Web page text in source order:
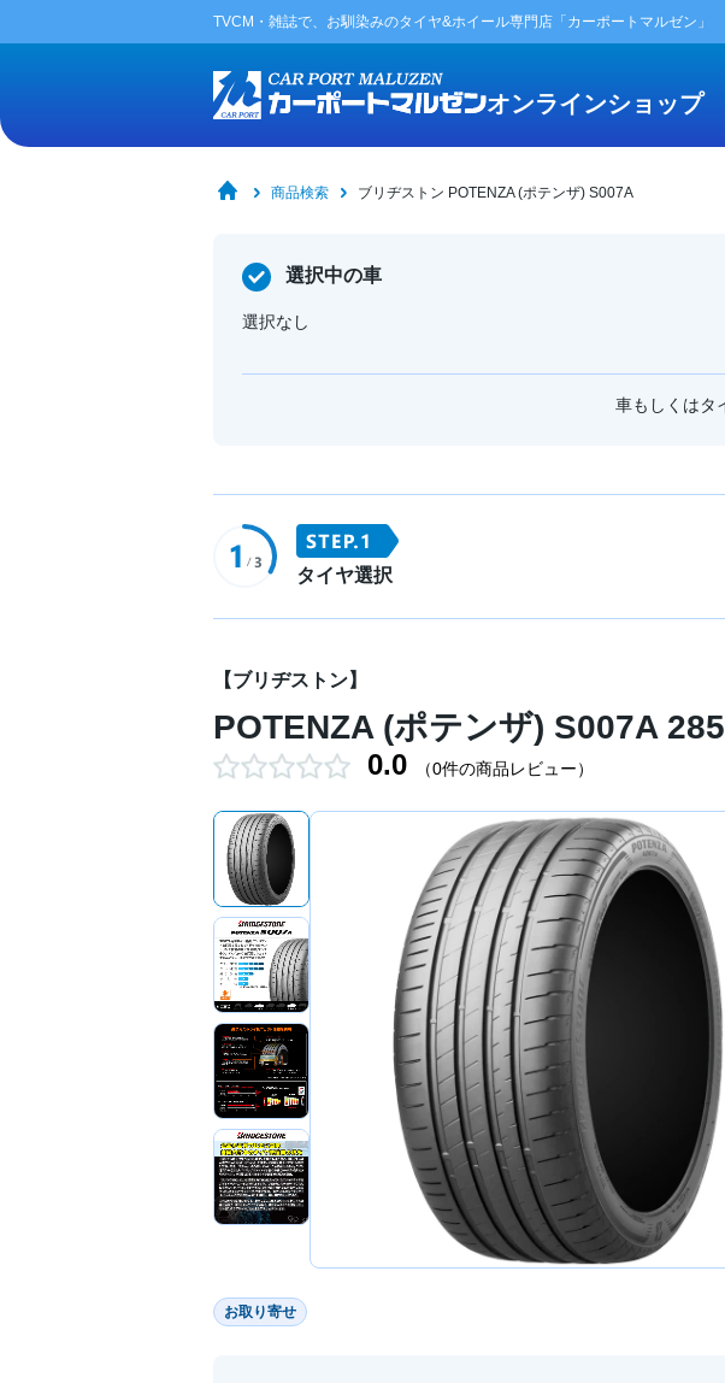
TVCM・雑誌で、お馴染みのタイヤ&ホイール専門店「カーポートマルゼン」
オンラインショップ
商品検索 ブリヂストン POTENZA (ポテンザ) S007A
選択中の車
選択なし
車もしくはタ
タイヤ選択
【ブリヂストン】
POTENZA (ポテンザ) S007A
0.0 （0件の商品レビュー）
お取り寄せ